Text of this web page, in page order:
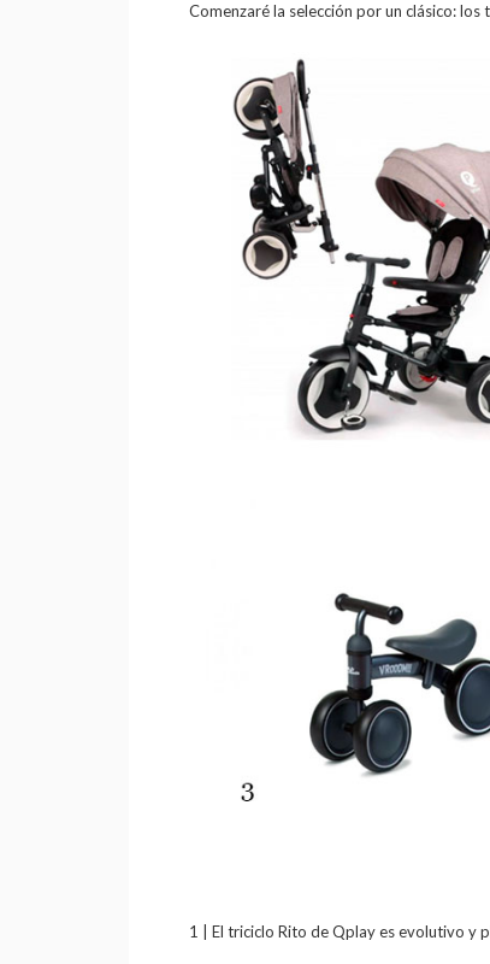
Comenzaré la selección por un clásico:
1 | El triciclo Rito de Qplay es evolutivo y